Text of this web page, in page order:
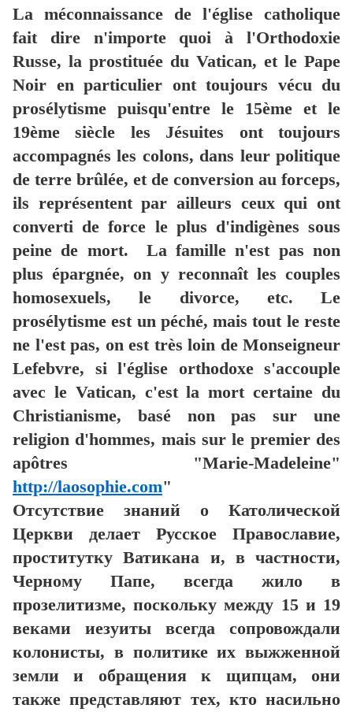
La méconnaissance de l'église catholique
fait dire n'importe quoi à l'Orthodoxie
Russe, la prostituée du Vatican, et le Pape
Noir en particulier ont toujours vécu du
prosélytisme puisqu'entre le 15ème et le
19ème siècle les Jésuites ont toujours
accompagnés les colons, dans leur politique
de terre brûlée, et de conversion au forceps,
ils représentent par ailleurs ceux qui ont
converti de force le plus d'indigènes sous
peine de mort. La famille n'est pas non
plus épargnée, on y reconnaît les couples
homosexuels, le divorce, etc. Le
prosélytisme est un péché, mais tout le reste
ne l'est pas, on est très loin de Monseigneur
Lefebvre, si l'église orthodoxe s'accouple
avec le Vatican, c'est la mort certaine du
Christianisme, basé non pas sur une
religion d'hommes, mais sur le premier des
apôtres "Marie-Madeleine"
http://laosophie.com"
Отсутствие знаний о Католической
Церкви делает Русское Православие,
проститутку Ватикана и, в частности,
Черному Папе, всегда жило в
прозелитизме, поскольку между 15 и 19
веками иезуиты всегда сопровождали
колонисты, в политике их выжженной
земли и обращения к щипцам, они
также представляют тех, кто насильно